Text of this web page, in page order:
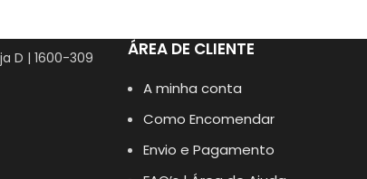
D | 1600-309
ÁREA DE CLIENTE
A minha conta
Como Encomendar
Envio e Pagamento